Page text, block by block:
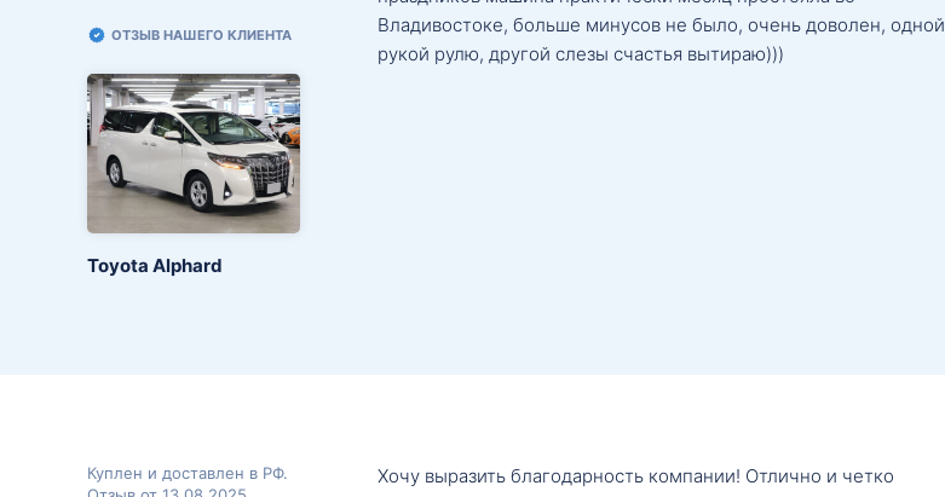
ОТЗЫВ НАШЕГО КЛИЕНТА
Toyota Alphard
Владивостоке, больше минусов не было, очень доволен, одной
рукой рулю, другой слезы счастья вытираю)))
Куплен и доставлен в РФ.
Хочу выразить благодарность компании! Отлично и четко